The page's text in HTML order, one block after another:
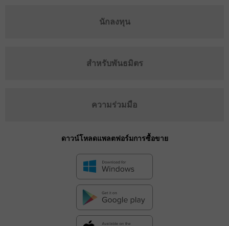
นักลงทุน
สำหรับพันธมิตร
ความร่วมมือ
ดาวน์โหลดแพลตฟอร์มการซื้อขาย